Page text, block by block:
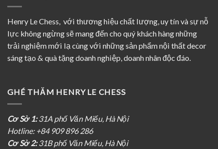
Henry Le Chess, với thương hiệu chất lượng, uy tín và sự nỗ
lực không ngừng sẽ mang đến cho quý khách hàng những
trải nghiệm mới lạ cùng với những sản phẩm nội thất decor
sáng tạo & quà tặng doanh nghiệp, doanh nhân độc đáo.
GHÉ THĂM HENRY LE CHESS
Cơ Sở 1:31A phố Văn Miếu, Hà Nội
Hotline: +84 909 896 286
Cơ Sở 2:31B phố Văn Miếu, Hà Nội